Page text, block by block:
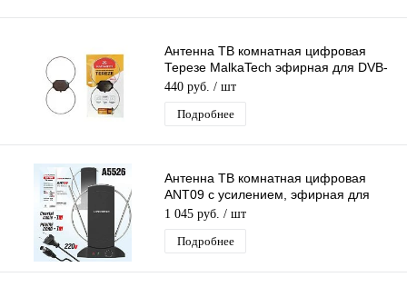
Антенна ТВ комнатная цифровая
Терезе MalkaTech эфирная для DVB-
T2 телевидения
440 руб. / шт
Подробнее
Антенна ТВ комнатная цифровая
ANT09 с усилением, эфирная для
DVB-T2 телевидения
1 045 руб. / шт
Подробнее